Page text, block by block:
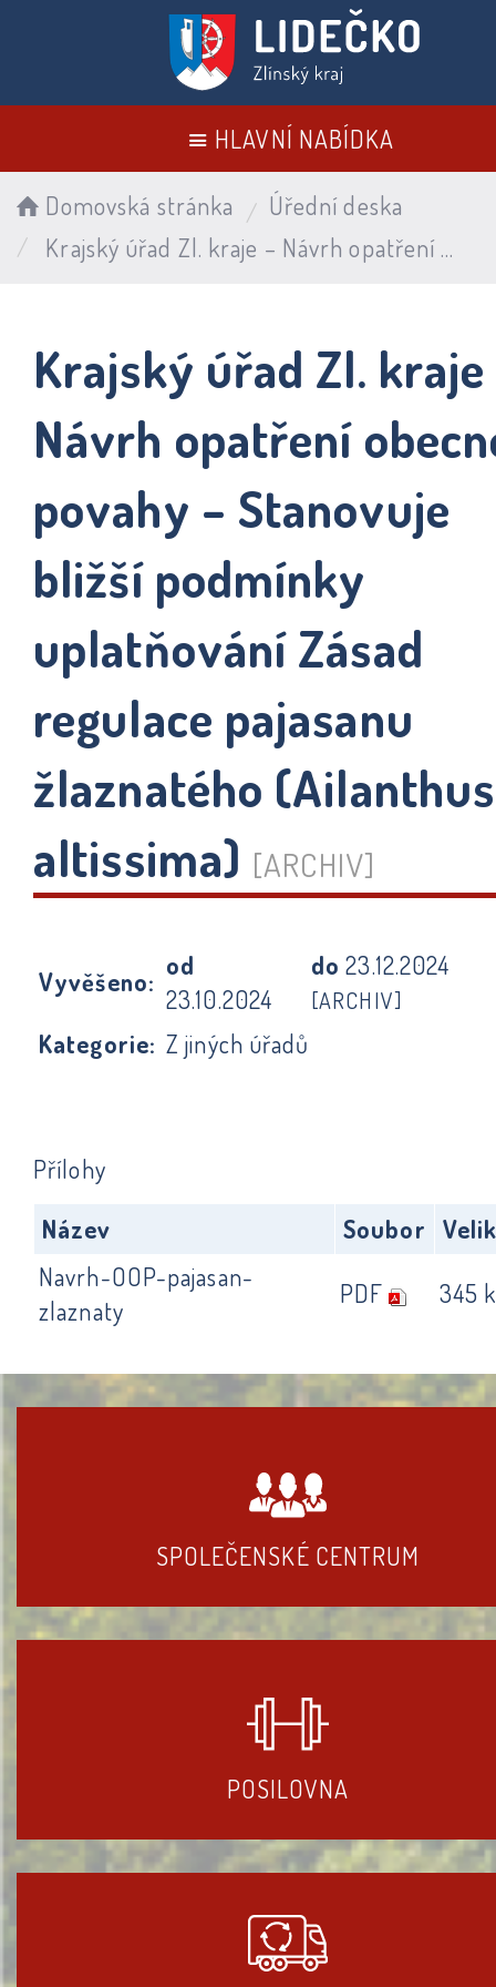
HLAVNÍ NABÍDKA
Domovská stránka
Úřední deska
Krajský úřad Zl. kraje – Návrh opatření obecné povahy – Stanovuje bližší podmínky uplatňování Zásad regulace pajasanu žlaznatého (Ailanthus altissima)
Krajský úřad Zl. kraje
Návrh opatření
povahy – Stanovuje
bližší podmínky
uplatňování Zásad
regulace pajasanu
žlaznatého (Ailanthus
altissima) [ARCHIV]
Vyvěšeno:
od
23.10.2024
do23.12.2024
[ARCHIV]
Kategorie: Z jiných úřadů
Přílohy
Název
Soubor
Navrh-OOP-pajasan-
zlaznaty
PDF 345
SPOLEČENSKÉ CENTRUM
POSILOVNA